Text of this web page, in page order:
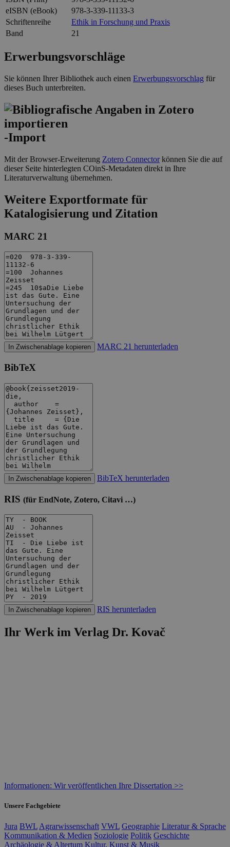
eISBN (eBook)
978-3-339-11133-3
Schriftenreihe
Ethik in Forschung und Praxis
Band
21
Erwerbungsvorschläge
Sie können Ihrer Bibliothek auch einen Erwerbungsvorschlag für
dieses Buch unterbreiten.
-Import
Mit der Browser-Erweiterung Zotero Connectorkönnen Sie die auf
dieser Seite hinterlegten COinS-Metadaten direkt in Ihre
Literaturverwaltung übernehmen.
Weitere Exportformate für
Katalogisierung und Zitation
MARC 21
In Zwischenablage kopieren MARC 21 herunterladen
BibTeX
In Zwischenablage kopieren BibTeX herunterladen
RIS (für EndNote, Zotero, Citavi …)
In Zwischenablage kopieren RIS herunterladen
Ihr Werk im Verlag Dr. Kovač
Informationen: Wir veröffentlichen Ihre Dissertation >>
Unsere Fachgebiete
Jura BWL Agrarwissenschaft VWL Geographie Literatur & Sprache
Kommunikation & Medien Soziologie Politik Geschichte
Archäologie & Altertum Kultur, Kunst & Musik